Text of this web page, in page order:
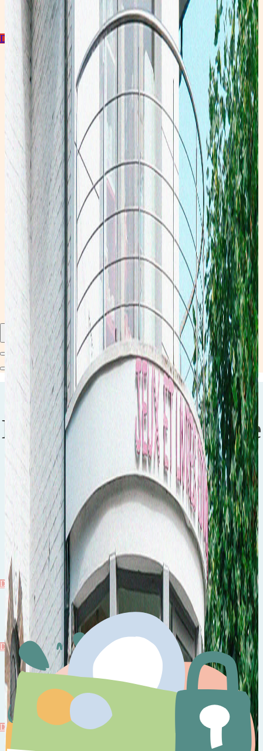
Découvrir la collection
Promotions
Toutes nos promotions sont disponibles en ligne !
Découvrir
Suivez les Z'arsouilles
Découvrez nos conseils et nos dernières nouveautés en avant-première sur nos storys !
Facebook
Catalogue 2025-2026
Découvrez notre catalogue 2025-2026. Consultable en ligne ou téléchargeable, ce catalogue vous permet de
découvrir l'univers les Z'Arsouilles.
Découvrir le catalogue
Bienvenue dans notre
Family Store
Plus de 10.000 articles pour vous satisfaire
Jeux
Découvrir
Jeux
Découvrir
Livres
Découvrir